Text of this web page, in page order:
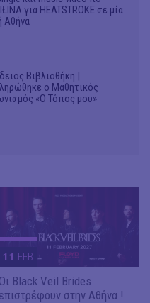
για HEATSTROKE σε μία
Αθήνα
Βιβλιοθήκη |
ο Μαθητικός
«Ο Τόπος μου»
11 FEB
Οι Black Veil Brides
επιστρέφουν στην Αθήνα !